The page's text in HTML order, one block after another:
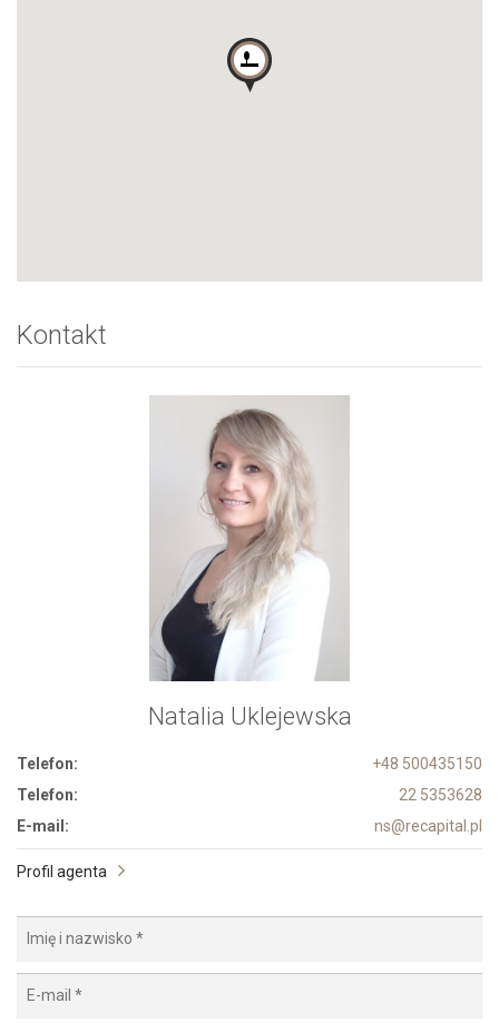
Kontakt
Natalia Uklejewska
Telefon:
+48 500435150
Telefon:
22 5353628
E-mail:
ns@recapital.pl
Profil agenta